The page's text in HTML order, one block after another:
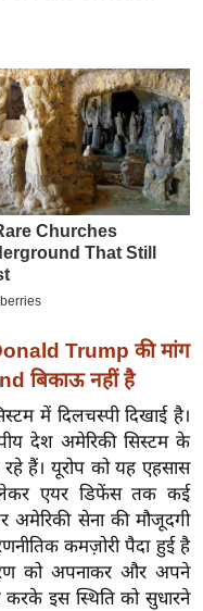
Trump की मांग
बिकाऊ नहीं है
में दिलचस्पी दिखाई है।
देश अमेरिकी सिस्टम के
रहे हैं। यूरोप को यह एहसास
लेकर एयर डिफेंस तक कई
अमेरिकी सेना की मौजूदगी
कमज़ोरी पैदा हुई है
को अपनाकर और अपने
इस स्थिति को सुधारने